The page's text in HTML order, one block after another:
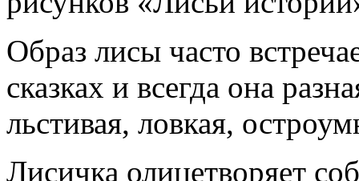
Образ лисы часто
сказках и всегда она
льстивая, ловкая,
Лисичка олицетворяет